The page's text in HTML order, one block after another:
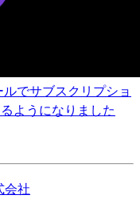
でサブスクリプショ
ようになりました
会社